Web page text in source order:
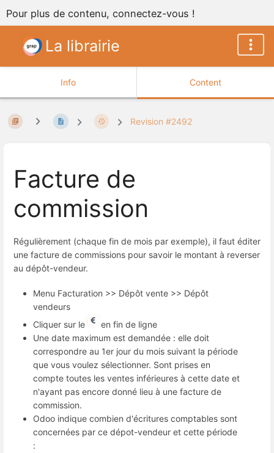
Pour plus de contenu, connectez-vous !
La librairie
Info Content
Revision #2492
Facture de
commission
Régulièrement (chaque fin de mois par exemple), il faut éditer
une facture de commissions pour savoir le montant à reverser
au dépôt-vendeur.
Menu Facturation >> Dépôt vente >> Dépôt
vendeurs
Cliquer sur le
en fin de ligne
Une date maximum est demandée : elle doit
correspondre au 1er jour du mois suivant la période
que vous voulez sélectionner. Sont prises en
compte toutes les ventes inférieures à cette date et
n'ayant pas encore donné lieu à une facture de
commission.
Odoo indique combien d'écritures comptables sont
concernées par ce dépot-vendeur et cette période
: